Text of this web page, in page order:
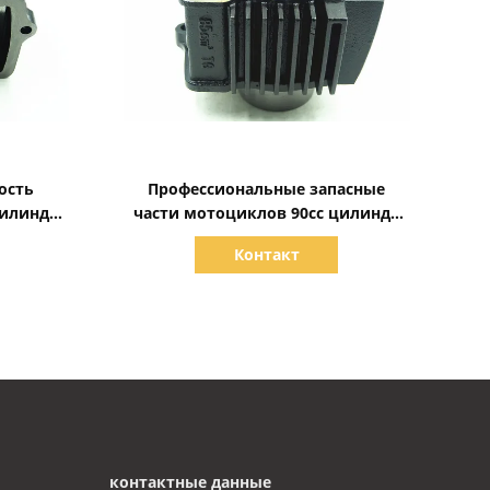
Профессиональные запасные
части мотоциклов 90cc цилиндр
четырехтактный для Dayang Motor
Контакт
контактные данные